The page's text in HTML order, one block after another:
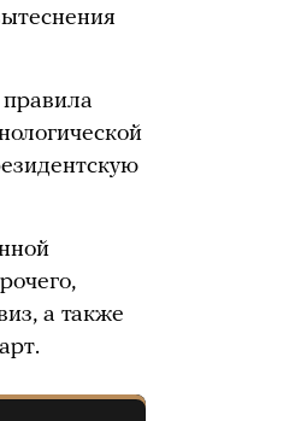
а также